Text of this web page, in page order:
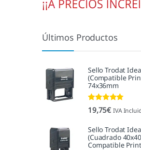
Últimos Productos
Sello Trodat
(Compatible
74x36mm
Valorado con
5.00de 5
19,75€ IVA
Sello Trodat
(Cuadrado
Compatible